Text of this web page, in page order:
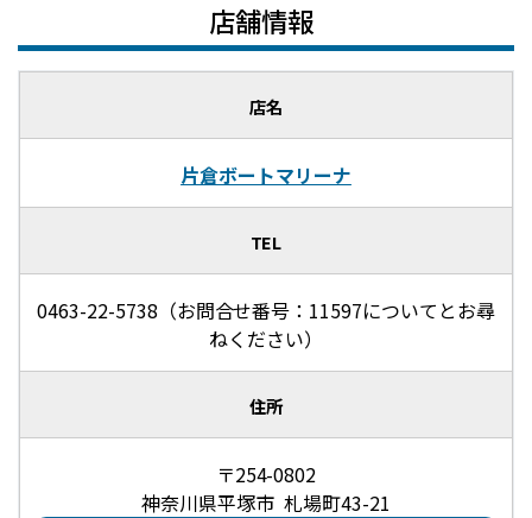
店舗情報
店名
片倉ボートマリーナ
TEL
0463-22-5738（お問合せ番号：11597についてとお尋
ねください）
住所
〒254-0802
神奈川県平塚市 札場町43-21